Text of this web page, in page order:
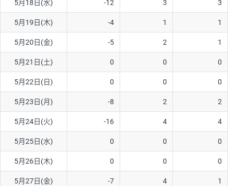
ソ/円は10万通貨単位。
5月18日(水) -12 3 3
5月19日(木) -4 1 1
5月20日(金) -5 2 1
5月21日(土) 0 0 0
5月22日(日) 0 0 0
5月23日(月) -8 2 2
5月24日(火) -16 4 4
5月25日(水) 0 0 0
5月26日(木) 0 0 0
5月27日(金) -7 4 1